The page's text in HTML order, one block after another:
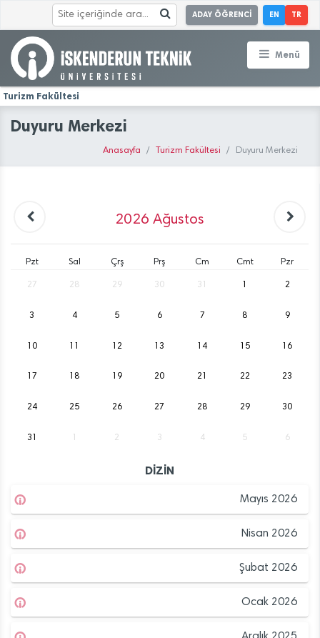
ADAY ÖĞRENCİ EN TR
Menü
Turizm Fakültesi
Duyuru Merkezi
Anasayfa Turizm Fakültesi Duyuru Merkezi
2026 Ağustos
Pzt Sal Çrş Prş Cm Cmt Pzr
27 28 29 30 31 2
3 4 5 6 7 8 9
10 12 13 14 15 16
17 18 19 20 21 22 23
24 25 26 27 28 29 30
31 2 3 4 5 6
DİZİN
Mayıs 2026
Nisan 2026
Şubat 2026
Ocak 2026